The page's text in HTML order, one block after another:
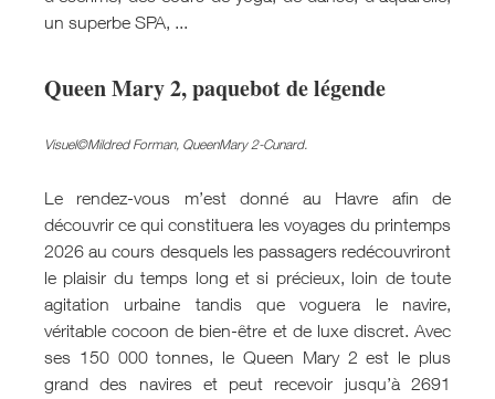
un superbe SPA, ...
Queen Mary 2, paquebot de légende
Visuel©Mildred Forman, QueenMary 2-Cunard.
Le rendez-vous m’est donné au Havre afin de
découvrir ce qui constituera les voyages du printemps
2026 au cours desquels les passagers redécouvriront
le plaisir du temps long et si précieux, loin de toute
agitation urbaine tandis que voguera le navire,
véritable cocoon de bien-être et de luxe discret. Avec
ses 150 000 tonnes, le Queen Mary 2 est le plus
grand des navires et peut recevoir jusqu’à 2691